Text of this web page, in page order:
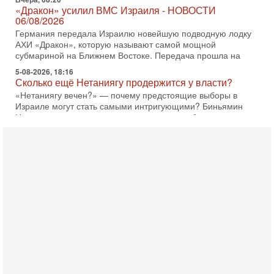
«Дракон» усилил ВМС Израиля - НОВОСТИ
06/08/2026
Германия передала Израилю новейшую подводную лодку
АХИ «Дракон», которую называют самой мощной
субмариной на Ближнем Востоке. Передача прошла на
5-08-2026, 18:16
Сколько ещё Нетаниягу продержится у власти?
«Нетаниягу вечен?» — почему предстоящие выборы в
Израиле могут стать самыми интригующими? Биньямин
Нетаниягу снова уверенно заявляет, что победа на